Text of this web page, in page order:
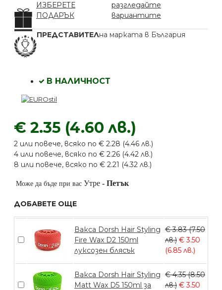
ИЗБЕРЕТЕ
ПОДАРЪК
разгледайте
вариантите
ПРЕДСТАВИТЕЛна марката в България
€ 2.35 (4.60 лв.)
2 или повече, всяко по € 2.28 (4.46 лв.)
4 или повече, всяко по € 2.26 (4.42 лв.)
8 или повече, всяко по € 2.21 (4.32 лв.)
В НАЛИЧНОСТ
Може да бъде при вас Утре - Петък
ДОБАВЕТЕ ОЩЕ
Вакса Dorsh Hair Styling
Fire Wax D2 150ml
луксозен блясък
€ 3.83 (7.50
лв.) € 3.50
(6.85 лв.)
Вакса Dorsh Hair Styling
Matt Wax D5 150ml за
€ 4.35 (8.50
лв.) € 3.50